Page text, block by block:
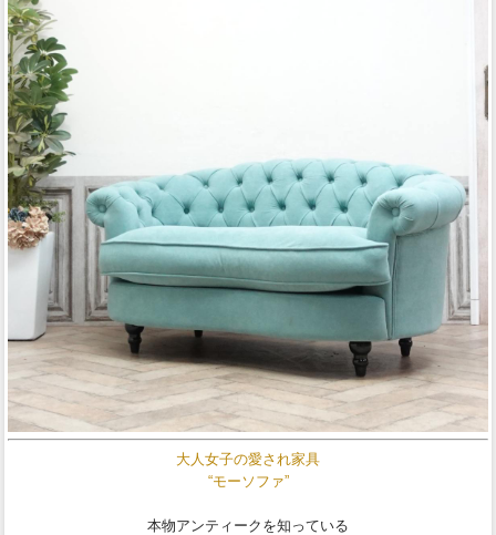
大人女子の愛され家具
“モーソファ”
本物アンティークを知っている